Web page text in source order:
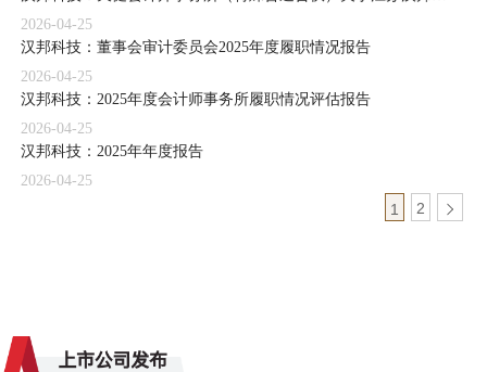
2026-04-25
汉邦科技：董事会审计委员会2025年度履职情况报告
2026-04-25
汉邦科技：2025年度会计师事务所履职情况评估报告
2026-04-25
汉邦科技：2025年年度报告
2026-04-25
1
2